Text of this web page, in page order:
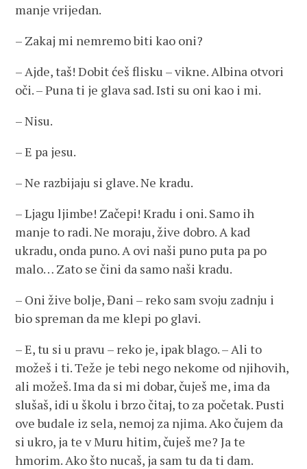
manje vrijedan.
– Zakaj mi nemremo biti kao oni?
– Ajde, taš! Dobit ćeš flisku – vikne. Albina otvori
oči. – Puna ti je glava sad. Isti su oni kao i mi.
– Nisu.
– E pa jesu.
– Ne razbijaju si glave. Ne kradu.
– Ljagu ljimbe! Začepi! Kradu i oni. Samo ih
manje to radi. Ne moraju, žive dobro. A kad
ukradu, onda puno. A ovi naši puno puta pa po
malo… Zato se čini da samo naši kradu.
– Oni žive bolje, Đani – reko sam svoju zadnju i
bio spreman da me klepi po glavi.
– E, tu si u pravu – reko je, ipak blago. – Ali to
možeš i ti. Teže je tebi nego nekome od njihovih,
ali možeš. Ima da si mi dobar, čuješ me, ima da
slušaš, idi u školu i brzo čitaj, to za početak. Pusti
ove budale iz sela, nemoj za njima. Ako čujem da
si ukro, ja te v Muru hitim, čuješ me? Ja te
hmorim. Ako što nucaš, ja sam tu da ti dam.